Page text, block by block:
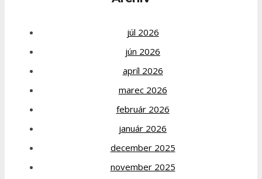
júl 2026
jún 2026
apríl 2026
marec 2026
február 2026
január 2026
december 2025
november 2025